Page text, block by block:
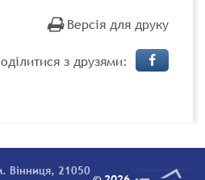
Версія для друку
з друзями:
Вінниця, 21050